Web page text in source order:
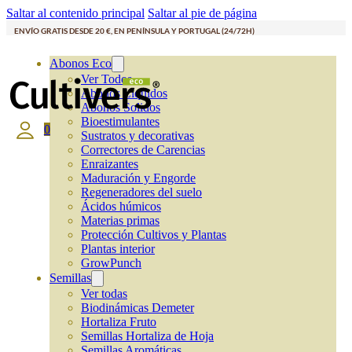
Saltar al contenido principal Saltar al pie de página
ENVÍO GRATIS DESDE 20 €, EN PENÍNSULA Y PORTUGAL (24/72H)
Abonos Eco
Ver Todos
Abonos Líquidos
Abonos Solidos
Bioestimulantes
Sustratos y decorativas
Correctores de Carencias
Enraizantes
Maduración y Engorde
Regeneradores del suelo
Ácidos húmicos
Materias primas
Protección Cultivos y Plantas
Plantas interior
GrowPunch
Semillas
Ver todas
Biodinámicas Demeter
Hortaliza Fruto
Semillas Hortaliza de Hoja
0